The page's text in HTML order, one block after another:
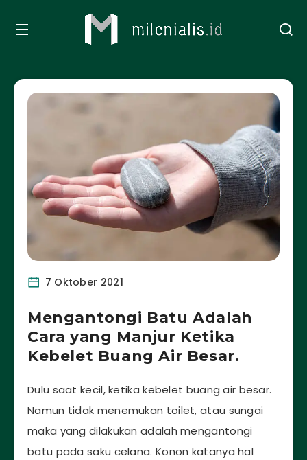
7 Oktober 2021
Mengantongi Batu Adalah
Cara yang Manjur Ketika
Kebelet Buang Air Besar.
Dulu saat kecil, ketika kebelet buang air besar.
Namun tidak menemukan toilet, atau sungai
maka yang dilakukan adalah mengantongi
batu pada saku celana. Konon katanya hal